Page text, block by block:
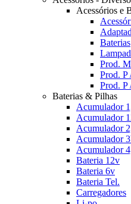
Acessórios e
Baterias
Prod.
Prod. P
Prod. P
Baterias & Pilhas
Acumulador
Acumulador
Acumulador
Acumulador
Acumulador
Bateria 12v
Bateria 6v
Bateria Tel.
Carregadores